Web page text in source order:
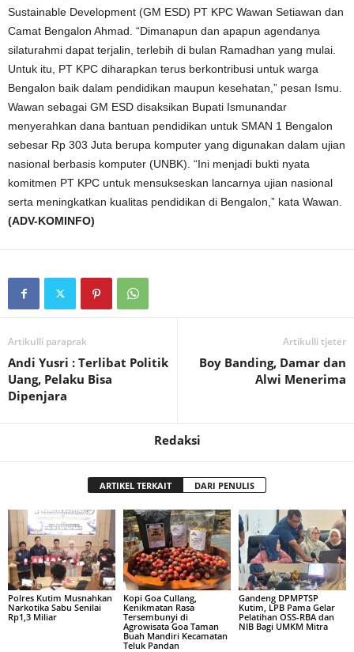
Sustainable Development (GM ESD) PT KPC Wawan Setiawan dan
Camat Bengalon Ahmad. “Dimanapun dan apapun agendanya
silaturahmi dapat terjalin, terlebih di bulan Ramadhan yang mulai.
Untuk itu, PT KPC diharapkan terus berkontribusi untuk warga
Bengalon baik dalam pendidikan maupun kesehatan,” pesan Ismu.
Wawan sebagai GM ESD disaksikan Bupati Ismunandar
menyerahkan dana bantuan pendidikan untuk SMAN 1 Bengalon
sebesar Rp 303 Juta berupa komputer yang digunakan dalam ujian
nasional berbasis komputer (UNBK). “Ini menjadi bukti nyata
komitmen PT KPC untuk mensukseskan lancarnya ujian nasional
serta meningkatkan kualitas pendidikan di Bengalon,” kata Wawan.
(ADV-KOMINFO)
Artikulli paraprak
Andi Yusri : Terlibat Politik
Uang, Pelaku Bisa
Dipenjara
Artikulli tjetër
Boy Banding, Damar dan
Alwi Menerima
Redaksi
ARTIKEL TERKAIT DARI PENULIS
Polres Kutim Musnahkan
Narkotika Sabu Senilai
Rp1,3 Miliar
Kopi Goa Cullang,
Kenikmatan Rasa
Tersembunyi di
Agrowisata Goa Taman
Buah Mandiri Kecamatan
Teluk Pandan
Gandeng DPMPTSP
Kutim, LPB Pama Gelar
Pelatihan OSS-RBA dan
NIB Bagi UMKM Mitra